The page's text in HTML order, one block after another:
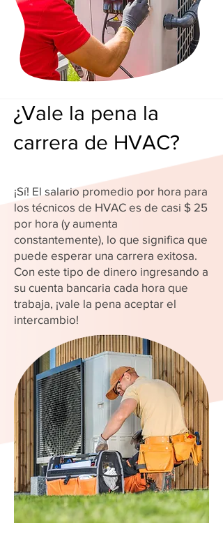
¿Vale la pena la
carrera de HVAC?
¡Sí! El salario promedio por hora para
los técnicos de HVAC es de casi $ 25
por hora (y aumenta
constantemente), lo que significa que
puede esperar una carrera exitosa.
Con este tipo de dinero ingresando a
su cuenta bancaria cada hora que
trabaja, ¡vale la pena aceptar el
intercambio!